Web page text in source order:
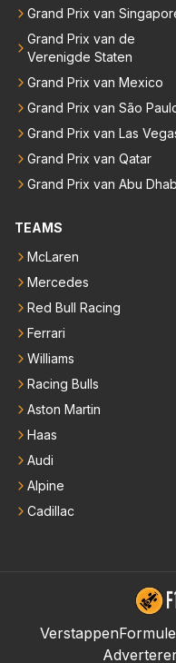
Grand Prix van
Grand Prix van de
Verenigde Staten
Grand Prix van Mexico
Grand Prix van São
Grand Prix van Las
Grand Prix van Qatar
Grand Prix van Abu
TEAMS
McLaren
Mercedes
Red Bull Racing
Ferrari
Williams
Racing Bulls
Aston Martin
Haas
Audi
Alpine
Cadillac
Verstappen